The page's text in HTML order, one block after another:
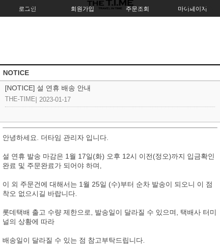
로그인 회원가입 주문조회 마이페이지
NOTICE
[NOTICE] 설 연휴 배송 안내
THE-TIME 2023-01-17
안녕하세요. 더타임 관리자 입니다.
설 연휴 발송 마감은 1월 17일(화) 오후 12시 이전(정오)까지 입금확인
완료 및 주문완료가 되어야 하며,
이 외 주문건에 대해서는 1월 25일 (수)부터 순차 발송이 되오니 이 점
착오 없으시길 바랍니다.
롯데택배 출고 수량 제한으로, 발송일이 달라질 수 있으며, 택배사 터미
널의 상황에 따라
배송일이 달라질 수 있는 점 참고부탁드립니다.